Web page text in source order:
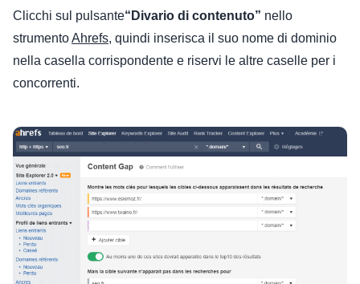
Clicchi sul pulsante“Divario di contenuto” nello
strumentoAhrefs, quindi inserisca il suo nome di dominio
nella casella corrispondente e riservi le altre caselle per i
concorrenti.